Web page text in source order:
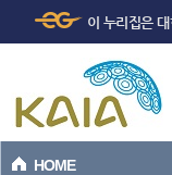
본문바로가기
이 누리집은
HOME